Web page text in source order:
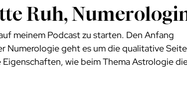
Ruh,
meinem Podcast zu starten. Den Anfang
Numerologie geht es um die qualitative
wie beim Thema Astrologie